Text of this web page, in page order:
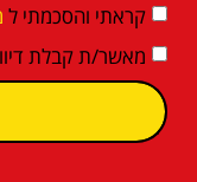
קראתי והסכמתי ל
מאשר/ת קבלת